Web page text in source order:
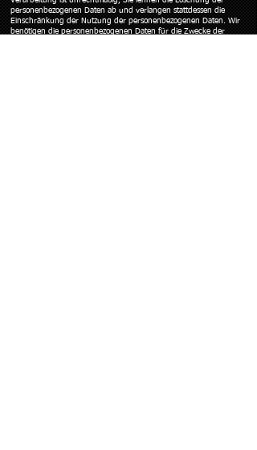
personenbezogenen Daten ab und verlangen stattdessen die
Einschränkung der Nutzung der personenbezogenen Daten. Wir
benötigen die personenbezogenen Daten für die Zwecke der